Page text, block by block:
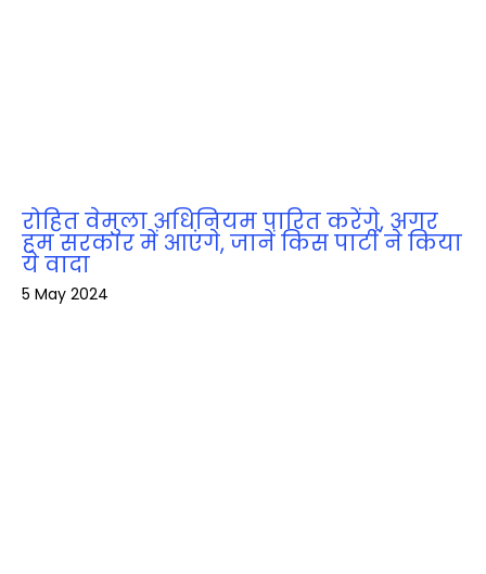
रोहित वेमुला अधिनियम पारित करेंगे, अगर
हम सरकार में आएंगे, जानें किस पार्टी ने किया
ये वादा
5 May 2024